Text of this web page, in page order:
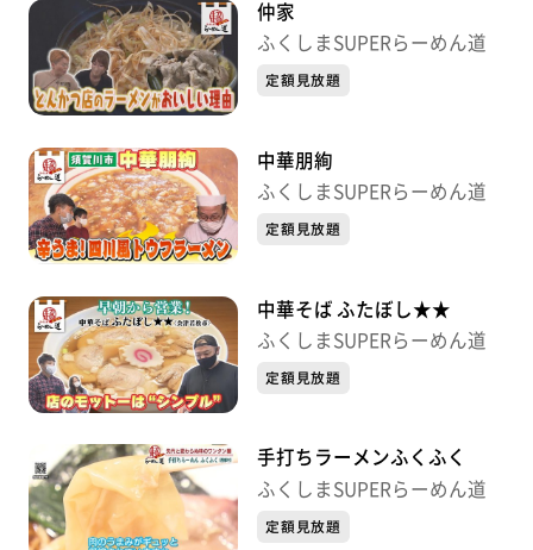
仲家
ふくしまSUPERらーめん道
定額見放題
中華朋絢
ふくしまSUPERらーめん道
定額見放題
中華そば ふたぼし★★
ふくしまSUPERらーめん道
定額見放題
手打ちラーメンふくふく
ふくしまSUPERらーめん道
定額見放題